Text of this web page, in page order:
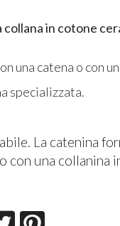
in cotone
una catena o con
specializzata.
La catenina
una collanina